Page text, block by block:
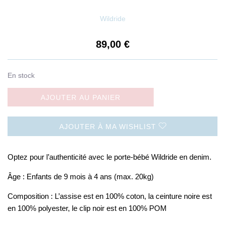
Wildride
89,00 €
En stock
AJOUTER AU PANIER
AJOUTER À MA WISHLIST
Optez pour l’authenticité avec le porte-bébé Wildride en denim.
Âge : Enfants de 9 mois à 4 ans (max. 20kg)
Composition : L’assise est en 100% coton, la ceinture noire est
en 100% polyester, le clip noir est en 100% POM